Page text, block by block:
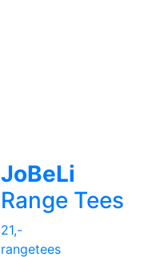
JoBeLi
Range Tees
21,-
rangetees